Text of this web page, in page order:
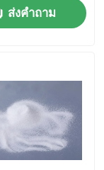
ส่งคำถาม